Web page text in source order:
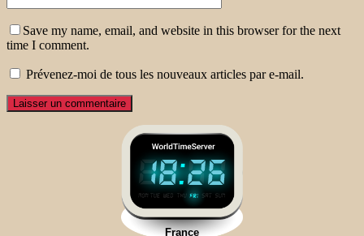
Save my name, email, and website in this browser for the next
time I comment.
Prévenez-moi de tous les nouveaux articles par e-mail.